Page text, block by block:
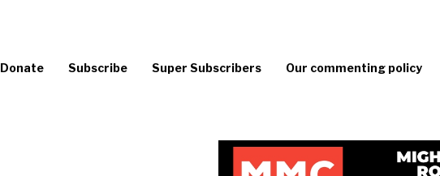
Donate Subscribe Super Subscribers Our commenting policy